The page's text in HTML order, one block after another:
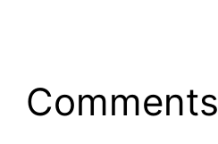
Comments